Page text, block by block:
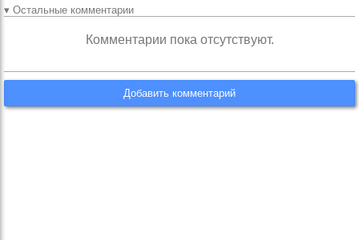
▾ Остальные комментарии
Комментарии пока отсутствуют.
Добавить комментарий